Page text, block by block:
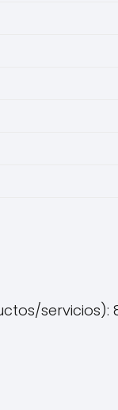
servicios):